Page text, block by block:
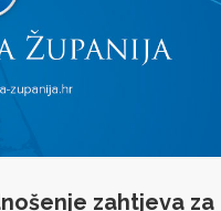
zahtjeva za